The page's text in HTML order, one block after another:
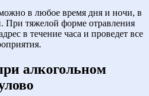
в любое время дня и ночи, в
При тяжелой форме отравления
в течение часа и проведет все
алкогольном